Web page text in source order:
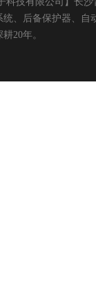
、后备保护器、
20年。